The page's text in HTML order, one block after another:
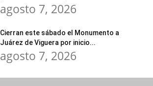
agosto 7, 2026
Cierran este sábado el Monumento a
Juárez de Viguera por inicio...
agosto 7, 2026